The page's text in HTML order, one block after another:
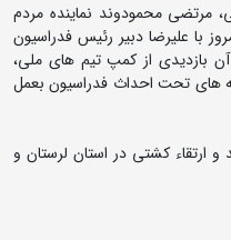
مرتضی محمودوند نماینده مردم
با علیرضا دبیر رئیس فدراسیون
بازدیدی از کمپ تیم های ملی،
های تحت احداث فدراسیون بعمل
ارتقاء کشتی در استان لرستان و